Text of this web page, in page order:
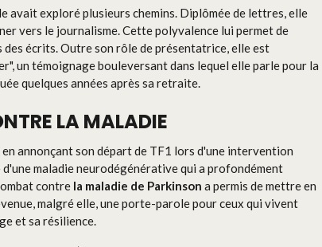
avait exploré plusieurs chemins. Diplômée de lettres, elle
vers le journalisme. Cette polyvalence lui permet de
écrits. Outre son rôle de présentatrice, elle est
un témoignage bouleversant dans lequel elle parle pour la
quelques années après sa retraite.
LA MALADIE
annonçant son départ de TF1 lors d'une intervention
maladie neurodégénérative qui a profondément
contre la maladie de Parkinson a permis de mettre en
malgré elle, une porte-parole pour ceux qui vivent
et sa résilience.